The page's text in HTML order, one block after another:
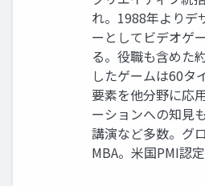
れ。1988年よりデ
ーとしてビデオゲ
る。役職も含めた
したゲームは60タ
要素を他分野に応
ーションへの知見
講演など多数。グ
MBA。米国PMI認定